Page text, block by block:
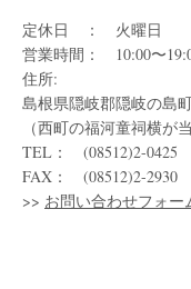
定休日 ： 火曜日
営業時間： 10:00〜
住所:
島根県隠岐郡隠岐の島
（西町の福河童祠横が
TEL： (08512)2-0425
FAX： (08512)2-2930
>> お問い合わせフォー